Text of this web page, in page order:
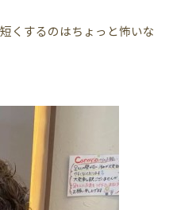
くするのはちょっと怖いな